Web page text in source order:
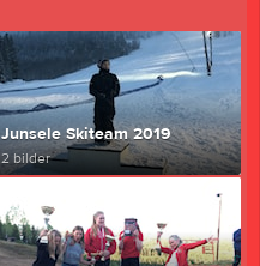
Junsele Skiteam 2019
2 bilder